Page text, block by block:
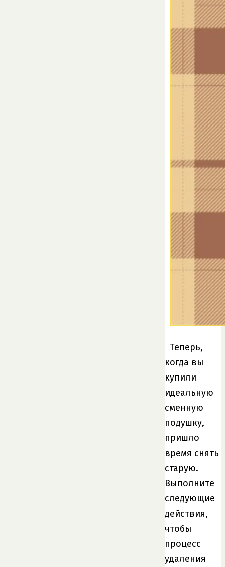
Теперь,
когда вы
купили
идеальную
сменную
подушку,
пришло
время снять
старую.
Выполните
следующие
действия,
чтобы
процесс
удаления